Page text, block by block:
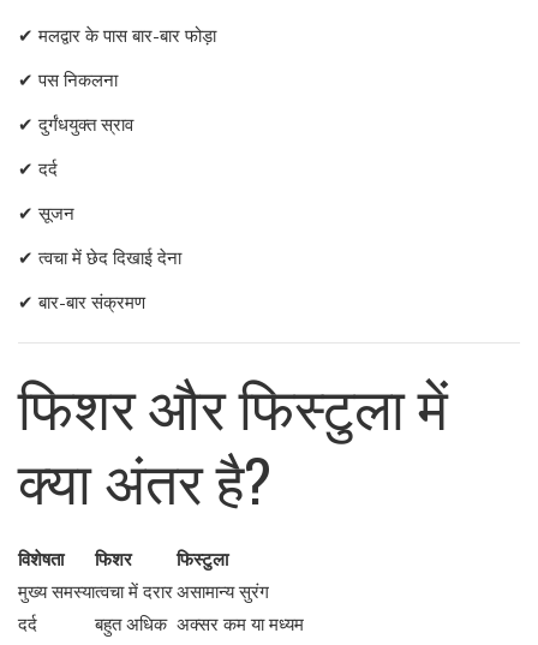
✔ मलद्वार के पास बार-बार फोड़ा
✔ पस निकलना
✔ दुर्गंधयुक्त स्राव
✔ दर्द
✔ सूजन
✔ त्वचा में छेद दिखाई देना
✔ बार-बार संक्रमण
फिशर और फिस्टुला में
क्या अंतर है?
विशेषता फिशर
फिस्टुला
मुख्य समस्यात्वचा में दरारअसामान्य सुरंग
दर्द
बहुत अधिक अक्सर कम या मध्यम